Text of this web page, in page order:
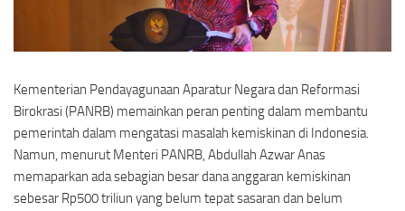
Kementerian Pendayagunaan Aparatur Negara dan Reformasi
Birokrasi (PANRB) memainkan peran penting dalam membantu
pemerintah dalam mengatasi masalah kemiskinan di Indonesia.
Namun, menurut Menteri PANRB, Abdullah Azwar Anas
memaparkan ada sebagian besar dana anggaran kemiskinan
sebesar Rp500 triliun yang belum tepat sasaran dan belum